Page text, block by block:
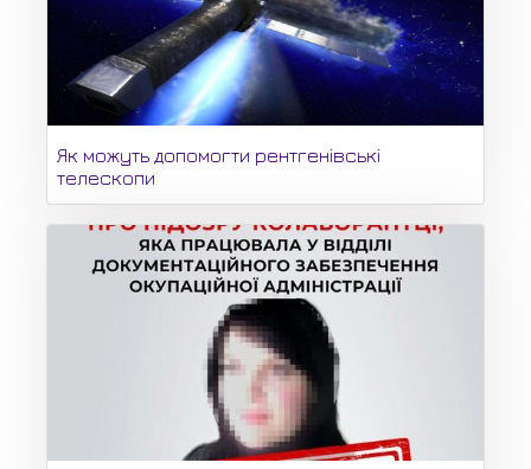
Як можуть допомогти рентгенівські
телескопи